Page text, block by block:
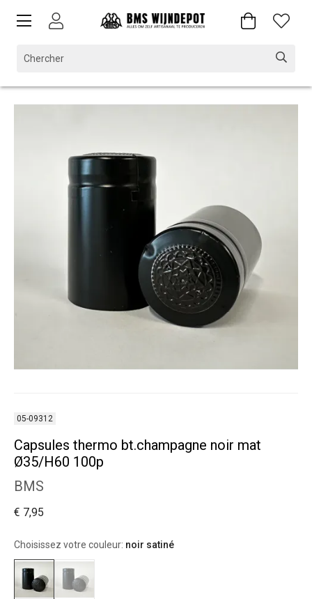
05-09312
Capsules thermo bt.champagne noir mat
Ø35/H60 100p
BMS
€ 7,95
Choisissez votre couleur: noir satiné